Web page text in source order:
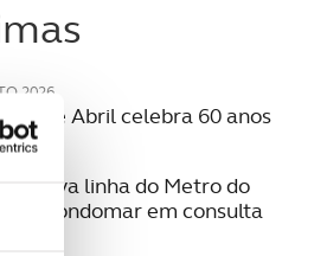
2026
25 de Abril celebra 60 anos
2026
da nova linha do Metro do
Gondomar em consulta